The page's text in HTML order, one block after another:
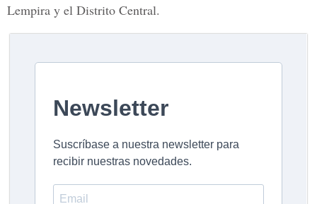
Lempira y el Distrito Central.